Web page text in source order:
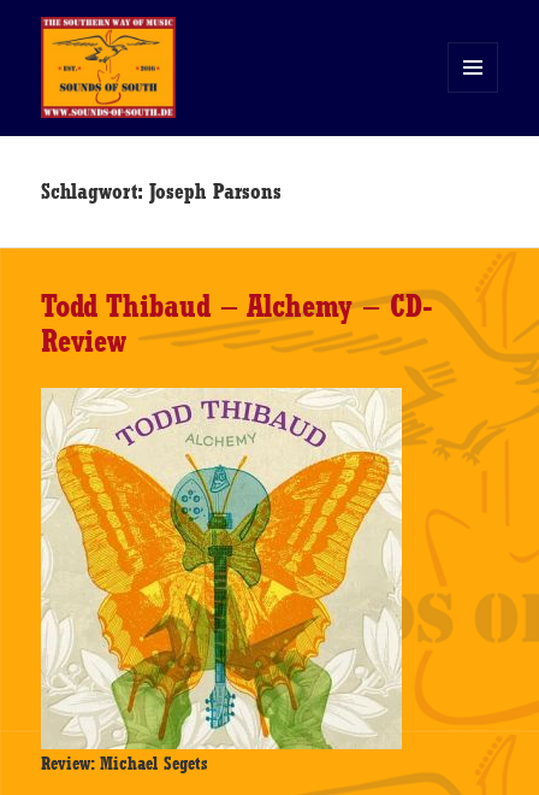
WIDGETS
Schlagwort:Joseph Parsons
Todd Thibaud – Alchemy – CD-
Review
Review: Michael Segets